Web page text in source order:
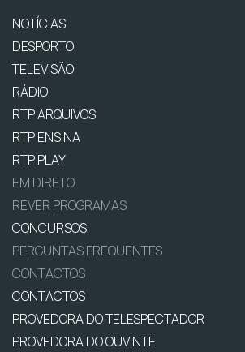
NOTÍCIAS
DESPORTO
TELEVISÃO
RÁDIO
RTP ARQUIVOS
RTP ENSINA
RTP PLAY
EM DIRETO
REVER PROGRAMAS
CONCURSOS
PERGUNTAS FREQUENTES
CONTACTOS
CONTACTOS
PROVEDORA DO TELESPECTADOR
PROVEDORA DO OUVINTE